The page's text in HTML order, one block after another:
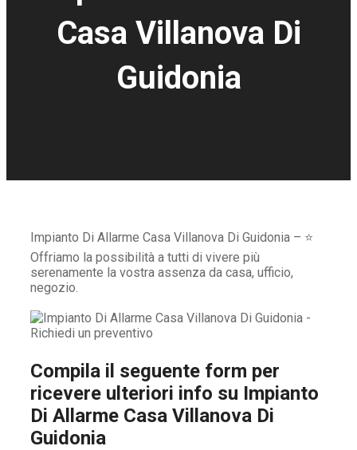
Casa Villanova Di
Guidonia
Impianto Di Allarme Casa Villanova Di Guidonia – ⭐
Offriamo la possibilità a tutti di vivere più
serenamente la vostra assenza da casa, ufficio,
negozio.
Compila il seguente form per
ricevere ulteriori info su Impianto
Di Allarme Casa Villanova Di
Guidonia